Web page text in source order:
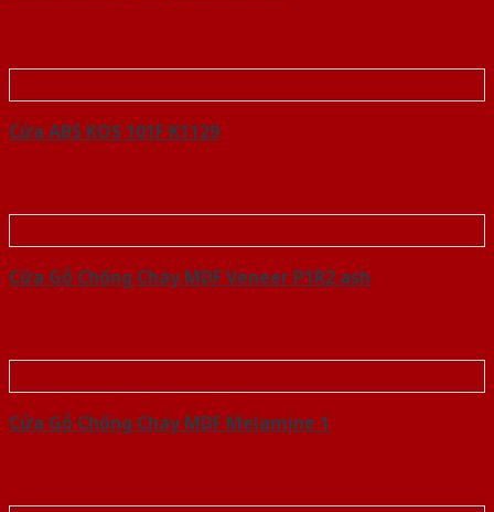
Cửa ABS KOS 101F K1129
Cửa Gỗ Chống Cháy MDF Veneer P1R2 ash
Cửa Gỗ Chống Cháy MDF Melamine 1